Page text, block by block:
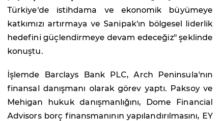
Türkiye'de istihdama ve ekonomik büyümeye
katkımızı artırmaya ve Sanipak'ın bölgesel liderlik
hedefini güçlendirmeye devam edeceğiz" şeklinde
konuştu.
İşlemde Barclays Bank PLC, Arch Peninsula'nın
finansal danışmanı olarak görev yaptı. Paksoy ve
Mehigan hukuk danışmanlığını, Dome Financial
Advisors borç finansmanının yapılandırılmasını, EY